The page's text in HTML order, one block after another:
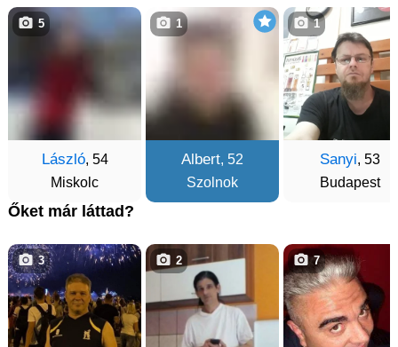
László, 54
Miskolc
5
Albert, 52
Szolnok
1
Sanyi, 53
Budapest
1
Őket már láttad?
3 2 7